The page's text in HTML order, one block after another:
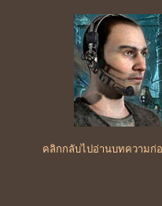
คลิกกลับไปอ่านบทความก่